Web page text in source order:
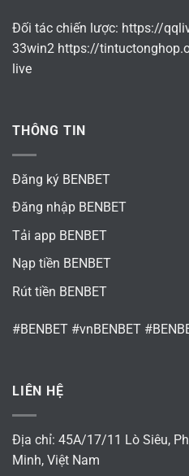
Đối tác chiến lược: https://
33win2 https://
live
THÔNG TIN
Đăng ký BENBET
Đăng nhập BENBET
Tải app BENBET
Nạp tiền BENBET
Rút tiền BENBET
#BENBET #vnBENBET
LIÊN HỆ
Địa chỉ: 45A/17/11 Lò Siêu,
Minh, Việt Nam